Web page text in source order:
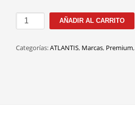
ANG017
C3
cantidad
AÑADIR AL CARRITO
Categorías:ATLANTIS, Marcas, Premium,